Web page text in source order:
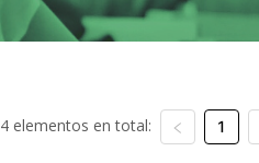
4 elementos en total: 1